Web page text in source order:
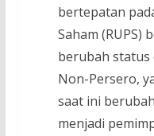
bertepatan
Saham (RUPS)
berubah status
Non-Persero,
saat ini
menjadi